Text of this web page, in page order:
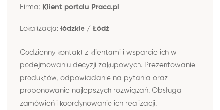
Firma: Klient portalu Praca.pl
Lokalizacja: łódzkie / Łódź
Codzienny kontakt z klientami i wsparcie ich w
podejmowaniu decyzji zakupowych. Prezentowanie
produktów, odpowiadanie na pytania oraz
proponowanie najlepszych rozwiązań. Obsługa
zamówień i koordynowanie ich realizacji.